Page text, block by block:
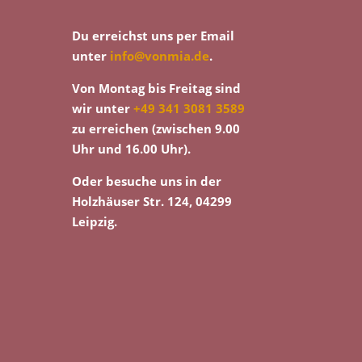
Du erreichst uns per Email
unter info@vonmia.de.
Von Montag bis Freitag sind
wir unter+49 341 3081 3589
zu erreichen (zwischen 9.00
Uhr und 16.00 Uhr).
Oder besuche uns in der
Holzhäuser Str. 124, 04299
Leipzig.